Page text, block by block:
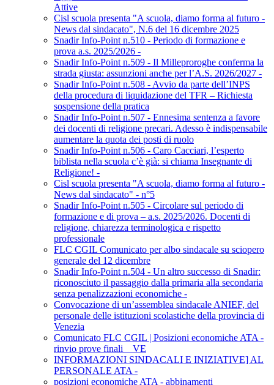
Attive
Cisl scuola presenta "A scuola, diamo forma al futuro -
News dal sindacato", N.6 del 16 dicembre 2025
Snadir Info-Point n.510 - Periodo di formazione e
prova a.s. 2025/2026 -
Snadir Info-Point n.509 - Il Milleproroghe conferma la
strada giusta: assunzioni anche per l’A.S. 2026/2027 -
Snadir Info-Point n.508 - Avvio da parte dell’INPS
della procedura di liquidazione del TFR – Richiesta
sospensione della pratica
Snadir Info-Point n.507 - Ennesima sentenza a favore
dei docenti di religione precari. Adesso è indispensabile
aumentare la quota dei posti di ruolo
Snadir Info-Point n.506 - Caro Cacciari, l’esperto
biblista nella scuola c’è già: si chiama Insegnante di
Religione! -
Cisl scuola presenta "A scuola, diamo forma al futuro -
News dal sindacato" - n°5
Snadir Info-Point n.505 - Circolare sul periodo di
formazione e di prova – a.s. 2025/2026. Docenti di
religione, chiarezza terminologica e rispetto
professionale
FLC CGIL Comunicato per albo sindacale su sciopero
generale del 12 dicembre
Snadir Info-Point n.504 - Un altro successo di Snadir:
riconosciuto il passaggio dalla primaria alla secondaria
senza penalizzazioni economiche -
Convocazione di un’assemblea sindacale ANIEF, del
personale delle istituzioni scolastiche della provincia di
Venezia
Comunicato FLC CGIL | Posizioni economiche ATA -
rinvio prove finali _ VE
INFORMAZIONI SINDACALI E INIZIATIVE] AL
PERSONALE ATA -
posizioni economiche ATA - abbinamenti